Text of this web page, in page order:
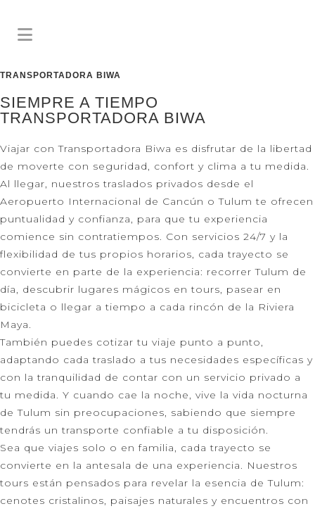
TRANSPORTADORA BIWA
SIEMPRE A TIEMPO
TRANSPORTADORA BIWA
Viajar con Transportadora Biwa es disfrutar de la libertad
de moverte con seguridad, confort y clima a tu medida.
Al llegar, nuestros traslados privados desde el
Aeropuerto Internacional de Cancún o Tulum te ofrecen
puntualidad y confianza, para que tu experiencia
comience sin contratiempos. Con servicios 24/7 y la
flexibilidad de tus propios horarios, cada trayecto se
convierte en parte de la experiencia: recorrer Tulum de
día, descubrir lugares mágicos en tours, pasear en
bicicleta o llegar a tiempo a cada rincón de la Riviera
Maya.
También puedes cotizar tu viaje punto a punto,
adaptando cada traslado a tus necesidades específicas y
con la tranquilidad de contar con un servicio privado a
tu medida. Y cuando cae la noche, vive la vida nocturna
de Tulum sin preocupaciones, sabiendo que siempre
tendrás un transporte confiable a tu disposición.
Sea que viajes solo o en familia, cada trayecto se
convierte en la antesala de una experiencia. Nuestros
tours están pensados para revelar la esencia de Tulum:
cenotes cristalinos, paisajes naturales y encuentros con